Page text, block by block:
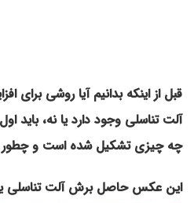
قبل از اینکه بدانیم آیا روشی
آلت تناسلی وجود دارد یا نه، باید
چه چیزی تشکیل شده است و چطور
این عکس حاصل برش آلت